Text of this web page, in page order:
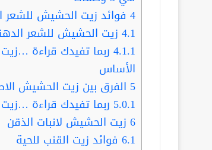
4 فوائد زيت الحشيش للشعر
4.1 زيت الحشيش للشعر
4.1.1
الأساس
5 الفرق بين زيت الحشيش
5.0.1 ربما تفيدك قراءة …زيت
6 زيت الحشيش لانبات الذقن
6.1 فوائد زيت القنب للحية